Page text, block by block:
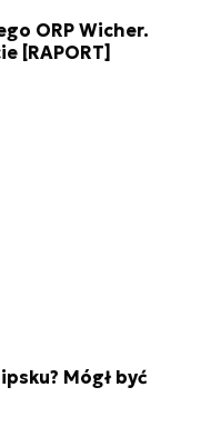
ORP Wicher.
[RAPORT]
Mógł być